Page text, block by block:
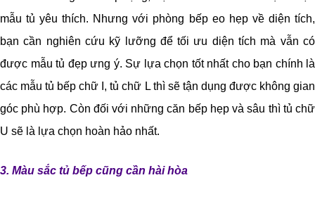
mẫu tủ yêu thích. Nhưng với phòng bếp eo hẹp về diện tích,
bạn cần nghiên cứu kỹ lưỡng để tối ưu diện tích mà vẫn có
được mẫu tủ đẹp ưng ý. Sự lựa chọn tốt nhất cho bạn chính là
các mẫu tủ bếp chữ I, tủ chữ L thì sẽ tận dụng được không gian
góc phù hợp. Còn đối với những căn bếp hẹp và sâu thì tủ chữ
U sẽ là lựa chọn hoàn hảo nhất.
3. Màu sắc tủ bếp cũng cần hài hòa